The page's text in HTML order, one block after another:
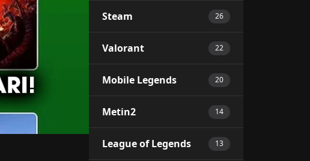
Steam 26
Valorant 22
Mobile Legends 20
Metin2 14
League of Legends 13